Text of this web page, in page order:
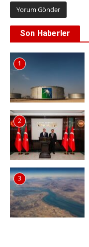
Son Haberler
1
2
3